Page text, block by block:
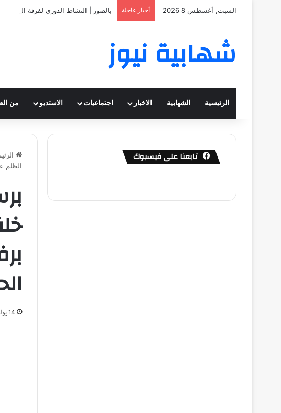
السبت, أغسطس 8 2026 أخبار عاجلة بالصور | النشاط الدوري لفرقة الكشافة
شهابية نيوز
الرئيسية الشهابية الاخبار اجتماعيات الاستديو من
الظلم
14 يوليو، 2016
تابعنا على فيسبوك